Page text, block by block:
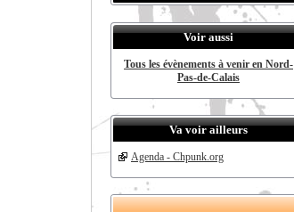
Voir aussi
Tous les évènements à venir en Nord-
Pas-de-Calais
Va voir ailleurs
Agenda - Chpunk.org